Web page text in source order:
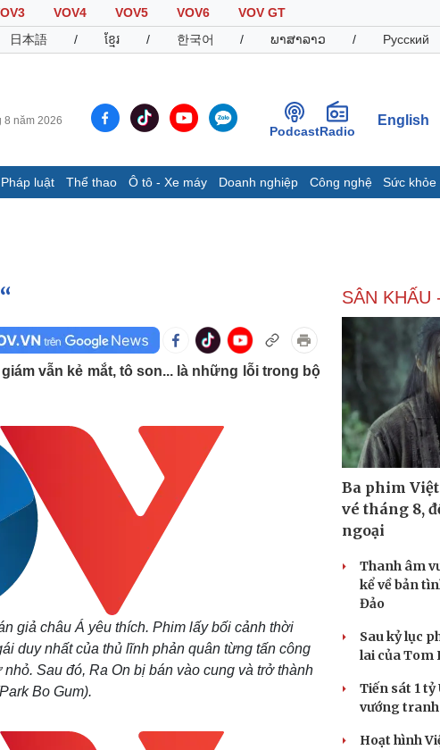
VOV4 VOV5 VOV6
VOV GT
日本語 / ខ្មែរ / 한국어 / ພາສາລາວ / Русский
8 năm 2026
PodcastRadio
English
Pháp luật Thể thao Ô tô - Xe máy Doanh nghiệp Công nghệ Sức khỏe
Ô tô - Xe máy
Tư vấn
Doanh nghiệp
Thông tin doanh nghiệp
Doanh nghiệp 24h
Doanh nhân
Vì cộng đồng
ảnh
Giải trí
Nghệ sĩ
Thời trang
Sao Việt
vẫn kẻ mắt, tô son... là những lỗi trong bộ
giả châu Á yêu thích. Phim lấy bối cảnh thời
duy nhất của thủ lĩnh phản quân từng tấn công
Sau đó, Ra On bị bán vào cung và trở thành
Bo Gum).
SÂN KHẤU
Ba phim
vé tháng 8,
ngoại
Thanh âm
kể về bản
Đảo
Sau kỷ lục
lai của Tom
Tiến sát 1 tỷ
vướng tranh
Hoạt hình